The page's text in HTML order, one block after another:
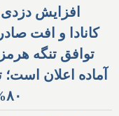
افزایش دزدی
کانادا و افت
توافق تنگه
آماده اعلان
۸۰% پدافند آمریکا صرف ایران شده